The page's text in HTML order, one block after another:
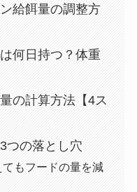
給餌量の調整方
何日持つ？体重
の計算方法【4ス
つの落とし穴
もフードの量を減